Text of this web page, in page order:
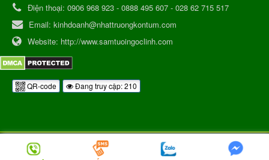
Điện thoại: 0906 968 923 - 0888 495 607 - 028 62 715 517
Email: kinhdoanh@nhattruongkontum.com
Website: http://www.samtuoingoclinh.com
QR-code Đang truy cập: 210